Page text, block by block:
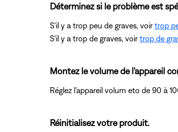
Déterminez si le problème est
S'il y a trop peu de graves, voirtrop
S'il y a trop de graves, voirtrop de
Montez le volume de l'appareil
Réglez l'appareil volum eto de 90 à
Réinitialisez votre produit.